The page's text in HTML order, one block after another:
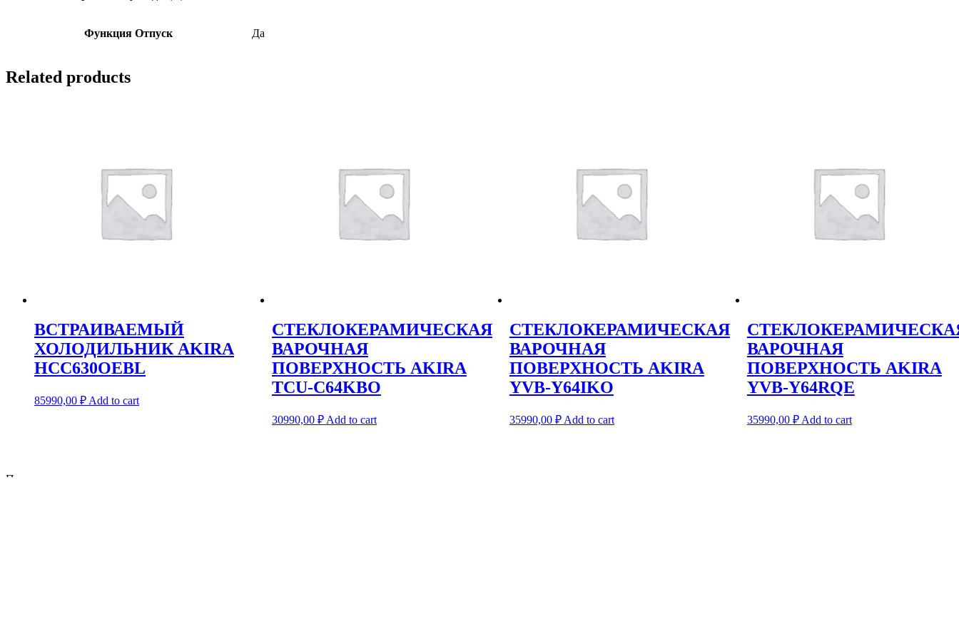
Функция Отпуск Да
Related products
ВСТРАИВАЕМЫЙ
ХОЛОДИЛЬНИК AKIRA
HCC630OEBL
85990,00 ₽ Add to cart
СТЕКЛОКЕРАМИЧЕСКАЯ
ВАРОЧНАЯ
ПОВЕРХНОСТЬ AKIRA
TCU-C64KBO
30990,00 ₽ Add to cart
СТЕКЛОКЕРАМИЧЕСКАЯ
ВАРОЧНАЯ
ПОВЕРХНОСТЬ AKIRA
YVB-Y64IKO
35990,00 ₽ Add to cart
ВАРОЧНАЯ
ПОВЕРХНОСТЬ AKIRA
YVB-Y64RQE
35990,00 ₽ Add to cart
Поиск